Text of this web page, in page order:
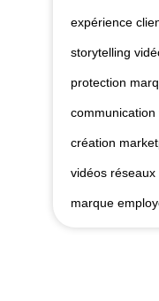
expérience
storytelling
protection
création
vidéos
marque